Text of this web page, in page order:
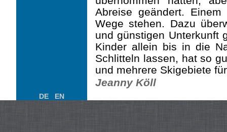
Abreise geändert.
Wege stehen. Dazu
und günstigen Unterkunft
Kinder allein bis in die
Schlitteln lassen, hat so
und mehrere Skigebiete
Jeanny Köll
DE EN